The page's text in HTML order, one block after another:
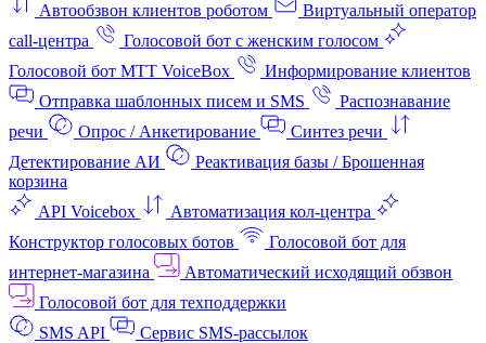
Автообзвон клиентов роботом
Виртуальный оператор
call-центра
Голосовой бот с женским голосом
Голосовой бот МТТ VoiceBox
Информирование клиентов
Отправка шаблонных писем и SMS
Распознавание
речи
Опрос / Анкетирование
Синтез речи
Детектирование АИ
Реактивация базы / Брошенная
корзина
API Voicebox
Автоматизация кол‑центра
Конструктор голосовых ботов
Голосовой бот для
интернет‑магазина
Автоматический исходящий обзвон
Голосовой бот для техподдержки
SMS API
Сервис SMS-рассылок